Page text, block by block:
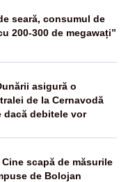
seară, consumul de
200-300 de megawați”
asigură o
de la Cernavodă
dacă debitele vor
scapă de măsurile
de Bolojan